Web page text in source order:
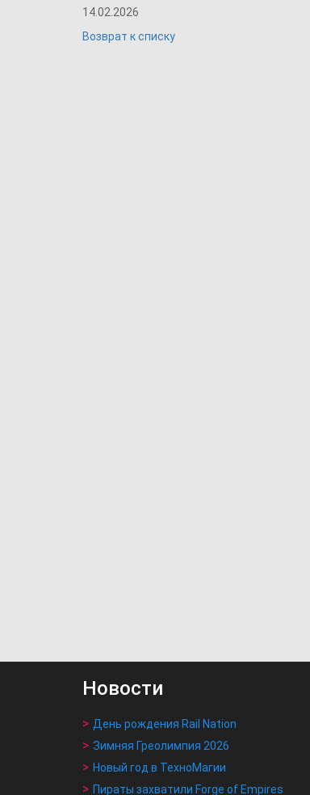
14.02.2026
Возврат к списку
Новости
День рождения Rail Nation
Зимняя Греолимпия 2026
Новый год в ТехноМагии
Пираты захватили Forge of Empires